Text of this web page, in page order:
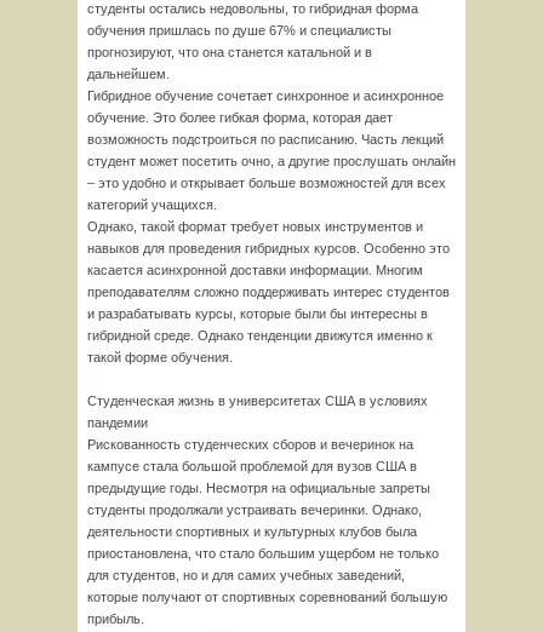
студенты остались недовольны, то гибридная форма
обучения пришлась по душе 67% и специалисты
прогнозируют, что она станется катальной и в
дальнейшем.
Гибридное обучение сочетает синхронное и асинхронное
обучение. Это более гибкая форма, которая дает
возможность подстроиться по расписанию. Часть лекций
студент может посетить очно, а другие прослушать онлайн
– это удобно и открывает больше возможностей для всех
категорий учащихся.
Однако, такой формат требует новых инструментов и
навыков для проведения гибридных курсов. Особенно это
касается асинхронной доставки информации. Многим
преподавателям сложно поддерживать интерес студентов
и разрабатывать курсы, которые были бы интересны в
гибридной среде. Однако тенденции движутся именно к
такой форме обучения.
Студенческая жизнь в университетах США в условиях
пандемии
Рискованность студенческих сборов и вечеринок на
кампусе стала большой проблемой для вузов США в
предыдущие годы. Несмотря на официальные запреты
студенты продолжали устраивать вечеринки. Однако,
деятельности спортивных и культурных клубов была
приостановлена, что стало большим ущербом не только
для студентов, но и для самих учебных заведений,
которые получают от спортивных соревнований большую
прибыль.